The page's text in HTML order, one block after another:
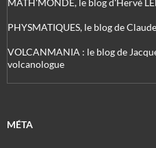
PHYSMATIQUES, le blog de
VOLCANMANIA : le blog de
volcanologue
MÉTA